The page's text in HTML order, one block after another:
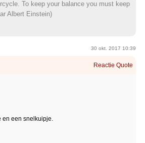
To keep your balance you must keep
Albert Einstein)
30 okt. 2017 10:39
Reactie Quote
en een snelkuipje.